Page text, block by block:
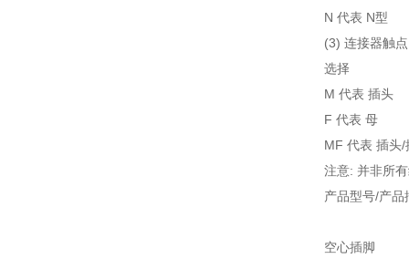
N 代表 N型
(3) 连接器触点
选择
M 代表 插头
F 代表 母
MF 代表 插头/
注意: 并非所
产品型号/产品
空心插脚